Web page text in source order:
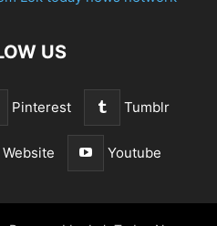
US
Pinterest Tumblr
Website Youtube